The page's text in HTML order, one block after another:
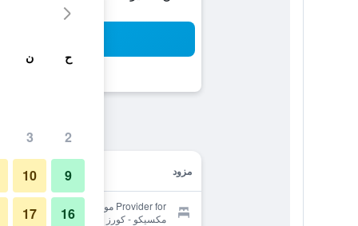
مزود
مكسيكو - كورز رود
ح ن
2
3
9
10
16
17